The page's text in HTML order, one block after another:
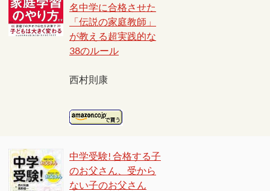
名中学に合格させた
「伝説の家庭教師」
が教える超実践的な
38のルール
西村則康
中学受験! 合格する子
のお父さん、受から
ない子のお父さん